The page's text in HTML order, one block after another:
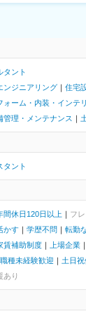
タント
ンジニアリング
住宅
ォーム・内装・インテ
管理・メンテナンス
タント
間休日120日以上
フ
かす 学歴不問
転勤
賃補助制度 上場企業
職種未経験歓迎 土日
り